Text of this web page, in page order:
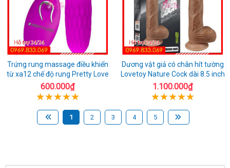
Trứng rung massage điều khiển
từ xa12 chế độ rung Pretty Love
600.000₫
Dương vật giả có chân hít tường
Lovetoy Nature Cock dài 8.5 inch
1.100.000₫
1 2 3 4 5